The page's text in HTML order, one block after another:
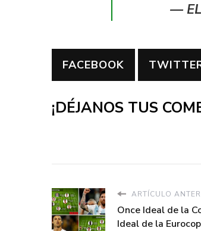
—
FACEBOOK
¡DÉJANOS TUS
ARTÍCULO
Once Ideal de la
Ideal de la